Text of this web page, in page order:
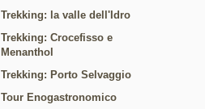
Trekking: la valle dell'Idro
Trekking: Crocefisso e
Menanthol
Trekking: Porto Selvaggio
Tour Enogastronomico